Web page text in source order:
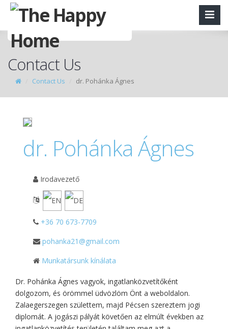
Contact Us
Contact Us dr. Pohánka Ágnes
dr. Pohánka Ágnes
Irodavezető
+36 70 673-7709
pohanka21@gmail.com
Munkatársunk kínálata
Dr. Pohánka Ágnes vagyok, ingatlanközvetítőként
dolgozom, és örömmel üdvözlöm Önt a weboldalon.
Zalaegerszegen születtem, majd Pécsen szereztem jogi
diplomát. A jogászi pályát követően az elmúlt években az